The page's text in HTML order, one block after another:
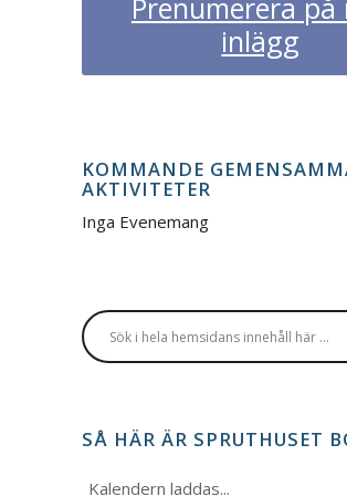
Prenumerera på
inlägg
KOMMANDE
AKTIVITETER
Inga Evenemang
SÅ HÄR ÄR SPRUTHUSET
Kalendern laddas...